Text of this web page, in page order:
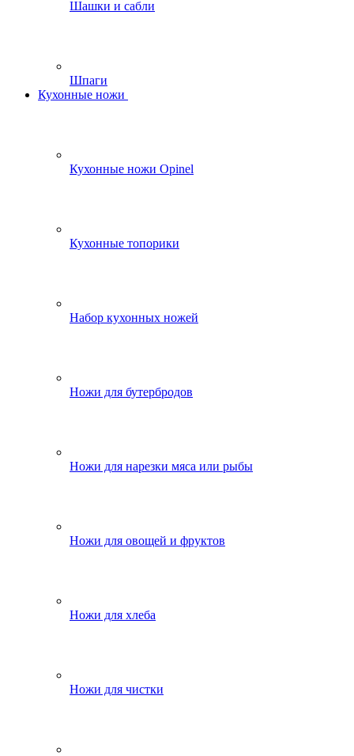
Шашки и сабли
Шпаги
Кухонные ножи
Кухонные ножи Opinel
Кухонные топорики
Набор кухонных ножей
Ножи для бутербродов
Ножи для нарезки мяса или рыбы
Ножи для овощей и фруктов
Ножи для хлеба
Ножи для чистки